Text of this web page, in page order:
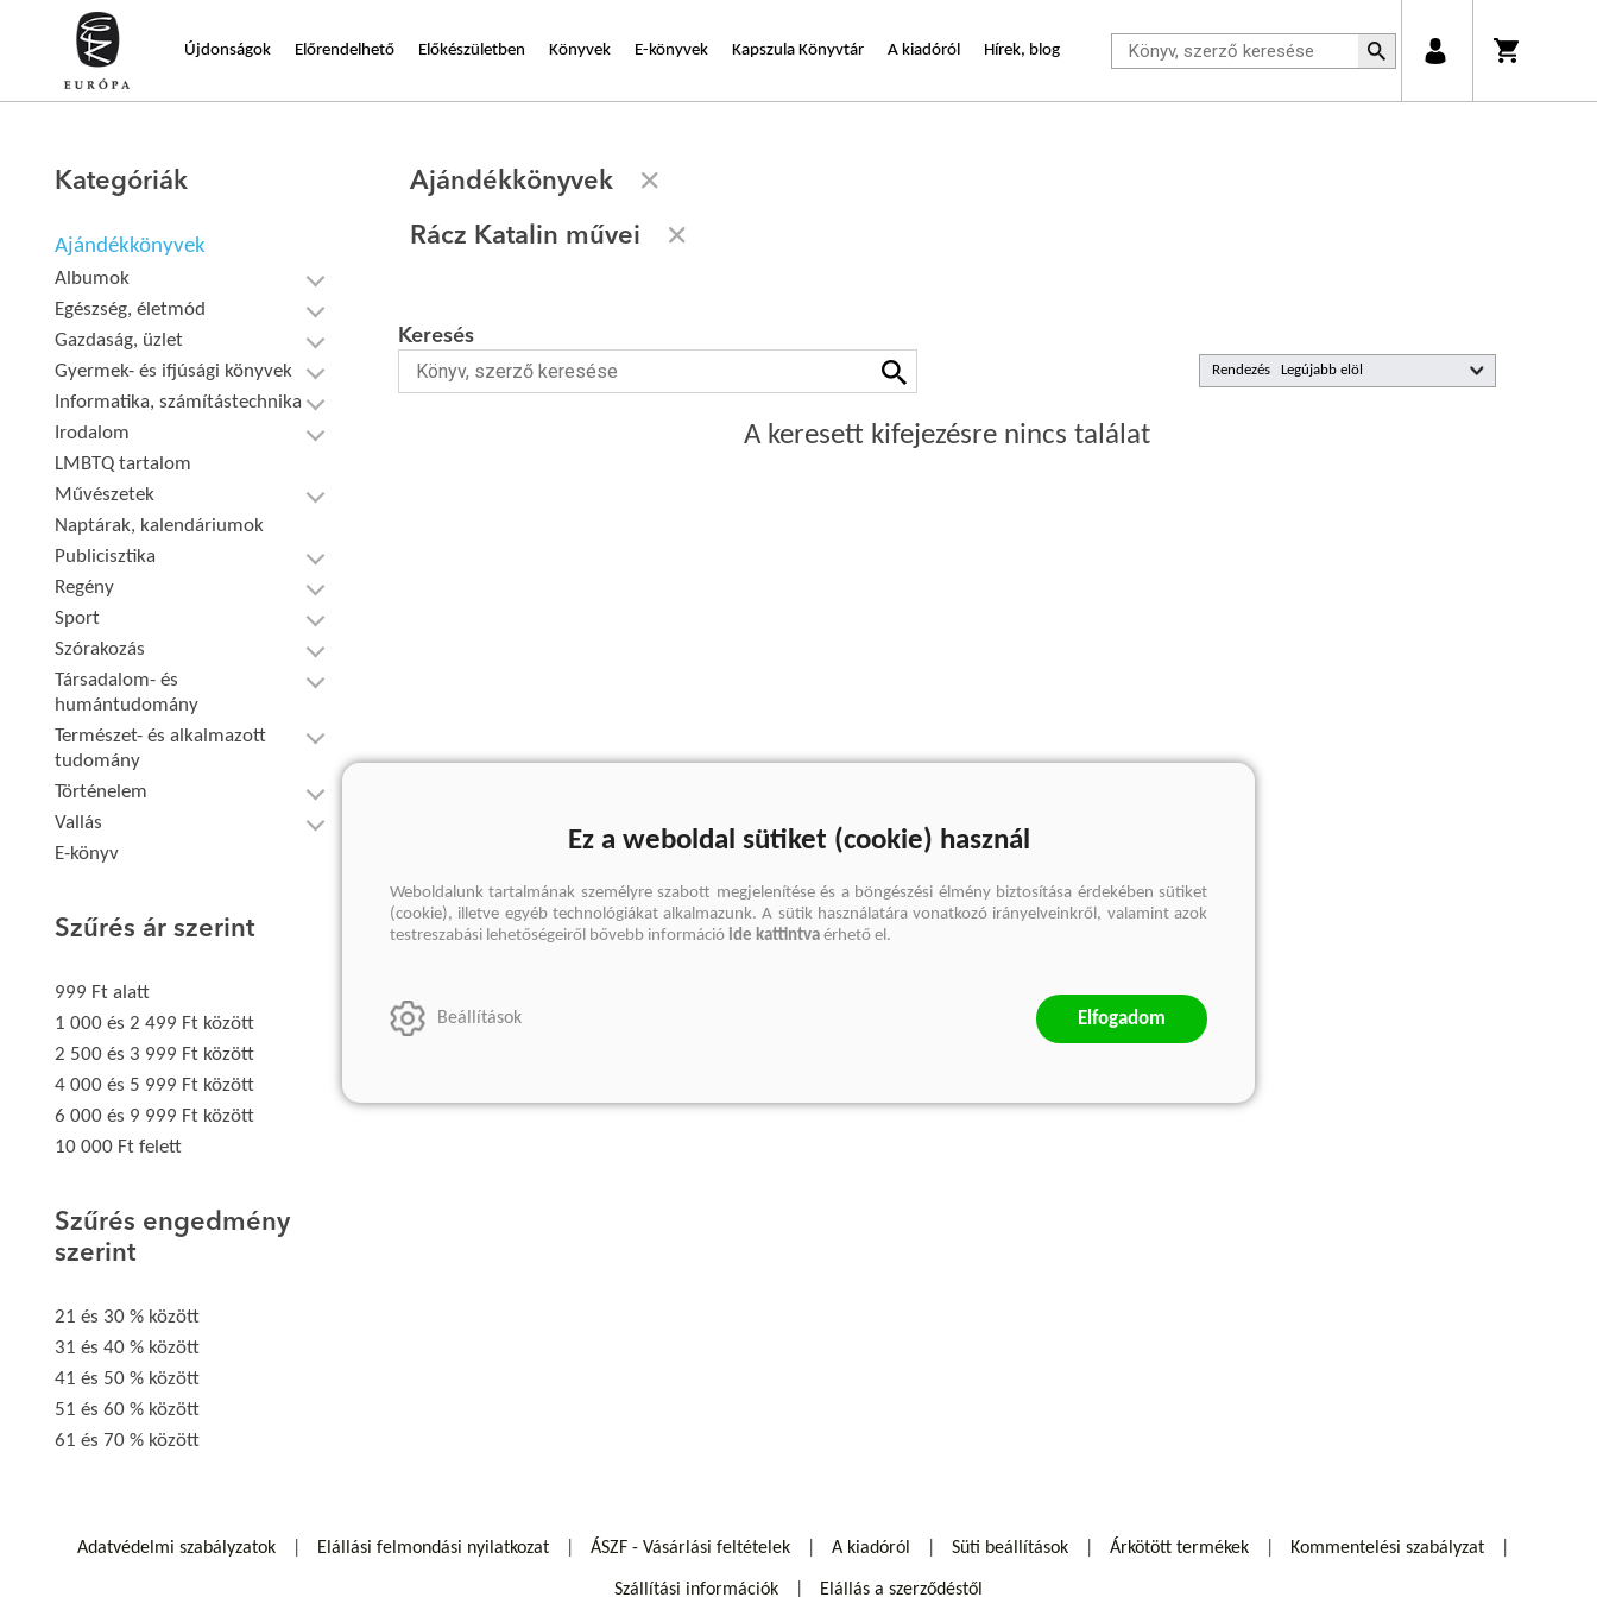
Újdonságok Előrendelhető Előkészületben Könyvek E-könyvek Kapszula Könyvtár A kiadóról Hírek, blog
Kategóriák
Ajándékkönyvek
Albumok
Egészség, életmód
Gazdaság, üzlet
Gyermek- és ifjúsági könyvek
Informatika, számítástechnika
Irodalom
LMBTQ tartalom
Művészetek
Naptárak, kalendáriumok
Publicisztika
Regény
Sport
Szórakozás
Társadalom- és
humántudomány
Természet- és alkalmazott
tudomány
Történelem
Vallás
E-könyv
Szűrés ár szerint
999 Ft alatt
1 000 és 2 499 Ft között
2 500 és 3 999 Ft között
4 000 és 5 999 Ft között
6 000 és 9 999 Ft között
10 000 Ft felett
Szűrés engedmény
szerint
21 és 30 % között
31 és 40 % között
41 és 50 % között
51 és 60 % között
61 és 70 % között
Ajándékkönyvek
Rácz Katalin művei
Rendezés
Keresés
A keresett kifejezésre nincs találat
Adatvédelmi szabályzatok Elállási felmondási nyilatkozat ÁSZF - Vásárlási feltételek A kiadóról Süti beállítások Árkötött termékek Kommentelési szabályzat
Szállítási információk Elállás a szerződéstől
Ez a weboldal sütiket (cookie) használ
Weboldalunk tartalmának személyre szabott megjelenítése és a böngészési élmény biztosítása érdekében sütiket
(cookie), illetve egyéb technológiákat alkalmazunk. A sütik használatára vonatkozó irányelveinkről, valamint azok
testreszabási lehetőségeiről bővebb információ ide kattintva érhető el.
Beállítások Elfogadom